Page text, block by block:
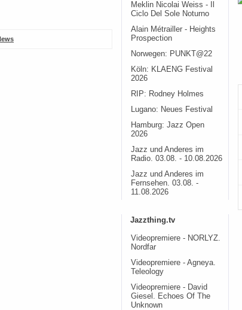
Meklin Nicolai Weiss - Il
Ciclo Del Sole Noturno
Alain Métrailler - Heights
Prospection
Norwegen: PUNKT@22
Köln: KLAENG Festival
2026
RIP: Rodney Holmes
Lugano: Neues Festival
Hamburg: Jazz Open
2026
Jazz und Anderes im
Radio. 03.08. - 10.08.2026
Jazz und Anderes im
Fernsehen. 03.08. -
11.08.2026
Jazzthing.tv
Videopremiere - NORLYZ.
Nordfar
Videopremiere - Agneya.
Teleology
Videopremiere - David
Giesel. Echoes Of The
Unknown